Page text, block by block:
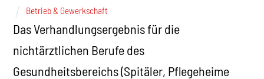
Betrieb & Gewerkschaft
Das Verhandlungsergebnis für die
nichtärztlichen Berufe des
Gesundheitsbereichs (Spitäler, Pflegeheime